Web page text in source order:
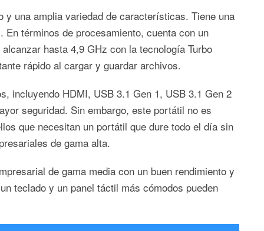
y una amplia variedad de características. Tiene una
términos de procesamiento, cuenta con un
hasta 4,9 GHz con la tecnología Turbo
rápido al cargar y guardar archivos.
incluyendo HDMI, USB 3.1 Gen 1, USB 3.1 Gen 2
seguridad. Sin embargo, este portátil no es
que necesitan un portátil que dure todo el día sin
de gama alta.
de gama media con un buen rendimiento y
teclado y un panel táctil más cómodos pueden